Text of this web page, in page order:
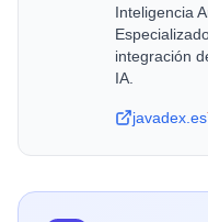
Inteligencia
integración
IA.
javadex.es